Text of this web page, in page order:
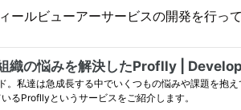
ールビューアーサービスの開発を行って